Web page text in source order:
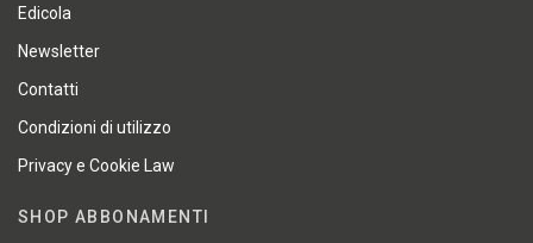
Edicola
Newsletter
Contatti
Condizioni di utilizzo
Privacy e Cookie Law
SHOP ABBONAMENTI